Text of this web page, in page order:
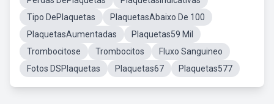
Tipo DePlaquetas
PlaquetasAbaixo De 100
PlaquetasAumentadas
Plaquetas59 Mil
Trombocitose
Trombocitos
Fluxo Sanguineo
Fotos DSPlaquetas
Plaquetas67 Plaquetas577